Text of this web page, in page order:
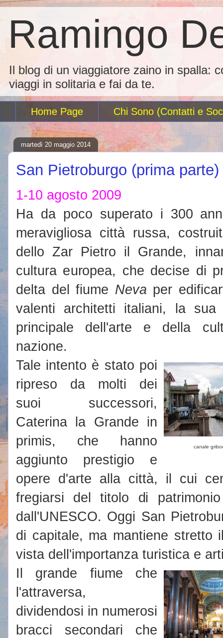
Ramingo
Il blog di un viaggiatore zaino in spalla:
viaggi in solitaria e fai da te.
Home Page Chi Sono (Contatti e
martedì 20 maggio 2014
San Pietroburgo (prima parte)
1-10 agosto 2009
Ha da poco superato i 300
meravigliosa città russa,
dello Zar Pietro il Grande,
cultura europea, che decise di
delta del fiume Neva per
valenti architetti italiani, la
principale dell'arte e della
nazione.
canale
Tale intento è stato poi
ripreso da molti dei
suoi successori,
Caterina la Grande in
primis, che hanno
aggiunto prestigio e
opere d'arte alla città, il cui
fregiarsi del titolo di
dall'UNESCO. Oggi San
di capitale, ma mantiene stretto
vista dell'importanza turistica e
Il grande fiume che
l'attraversa,
dividendosi in numerosi
bracci secondari che